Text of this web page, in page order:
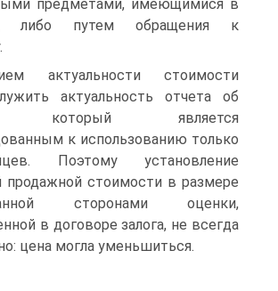
предметами, имеющимися в
либо путем обращения к
актуальности стоимости
актуальность отчета об
который является
к использованию только
Поэтому установление
продажной стоимости в размере
сторонами оценки,
в договоре залога, не всегда
цена могла уменьшиться.